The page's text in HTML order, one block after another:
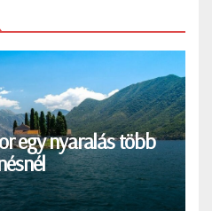
egy nyaralás több